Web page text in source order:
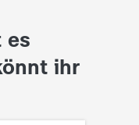
es
ihr